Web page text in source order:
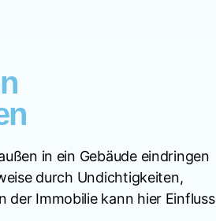
in ein Gebäude eindringen
durch Undichtigkeiten,
der Immobilie kann hier Einfluss